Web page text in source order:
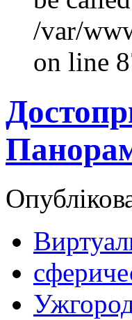
/var/
on line